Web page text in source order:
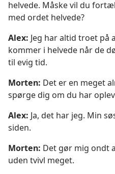
helvede. Måske vil du
med ordet helvede?
Alex: Jeg har altid troet på
kommer i helvede når de
til evig tid.
Morten: Det er en meget
spørge dig om du har
Alex: Ja, det har jeg. Min
siden.
Morten: Det gør mig ondt
uden tvivl meget.